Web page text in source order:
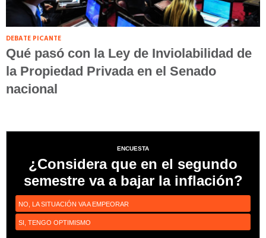
DEBATE PICANTE
Qué pasó con la Ley de Inviolabilidad de
la Propiedad Privada en el Senado
nacional
ENCUESTA
¿Considera que en el segundo
semestre va a bajar la inflación?
NO, LA SITUACIÓN VA A EMPEORAR
SI, TENGO OPTIMISMO